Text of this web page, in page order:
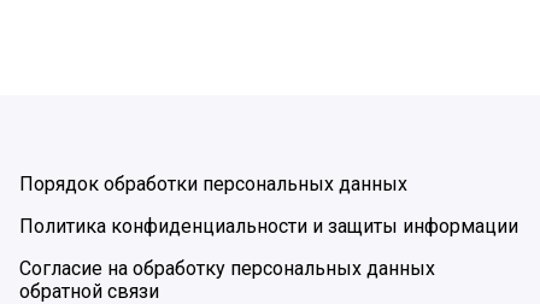
Порядок обработки персональных данных
Политика конфиденциальности и защиты информации
Согласие на обработку персональных данных
обратной связи